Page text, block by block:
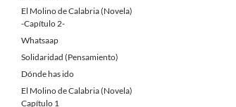
El Molino de Calabria (Novela)
-Capítulo 2-
Whatsaap
Solidaridad (Pensamiento)
Dónde has ido
El Molino de Calabria (Novela)
Capítulo 1